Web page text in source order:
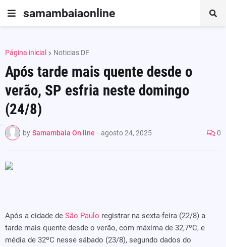
samambaiaonline
Página inicial Noticias DF
Após tarde mais quente desde o
verão, SP esfria neste domingo
(24/8)
by Samambaia On line - agosto 24, 2025 0
Após a cidade de São Paulo registrar na sexta-feira (22/8) a
tarde mais quente desde o verão, com máxima de 32,7ºC, e
média de 32ºC nesse sábado (23/8), segundo dados do